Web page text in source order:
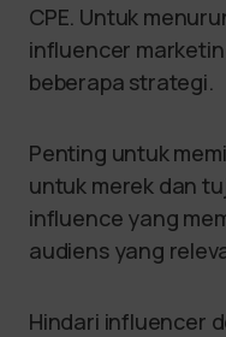
CPE. Untuk
influencer
beberapa strategi.
Penting untuk
untuk merek dan
influence yang
audiens yang
Hindari influencer